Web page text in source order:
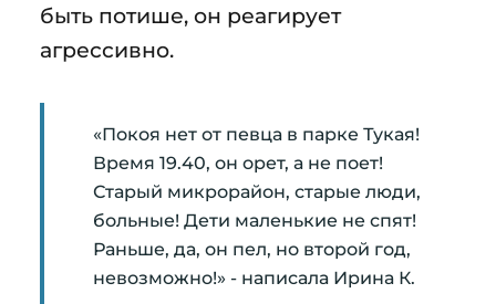
быть потише, он реагирует
агрессивно.
«Покоя нет от певца в парке Тукая!
Время 19.40, он орет, а не поет!
Старый микрорайон, старые люди,
больные! Дети маленькие не спят!
Раньше, да, он пел, но второй год,
невозможно!» - написала Ирина К.